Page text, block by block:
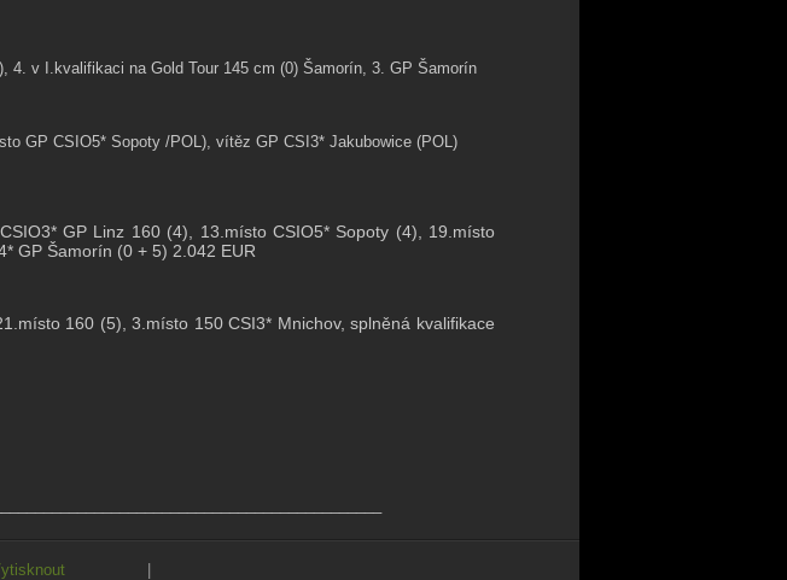
4. v I.kvalifikaci na Gold Tour 145 cm (0) Šamorín, 3. GP Šamorín
GP CSIO5* Sopoty /POL), vítěz GP CSI3* Jakubowice (POL)
GP Linz 160 (4), 13.místo CSIO5* Sopoty (4), 19.místo
GP Šamorín (0 + 5) 2.042 EUR
160 (5), 3.místo 150 CSI3* Mnichov, splněná kvalifikace
|